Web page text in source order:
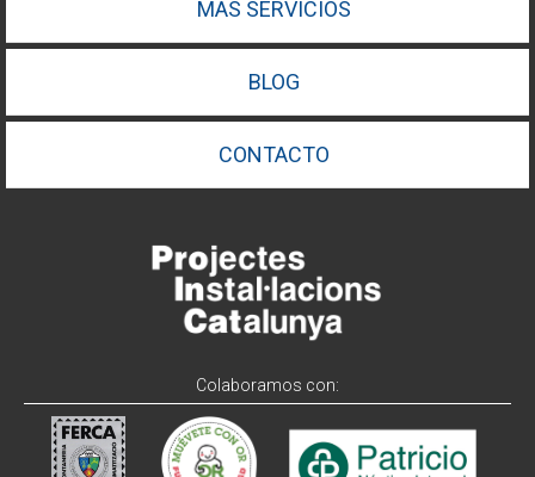
MÁS SERVICIOS
BLOG
CONTACTO
Colaboramos con: